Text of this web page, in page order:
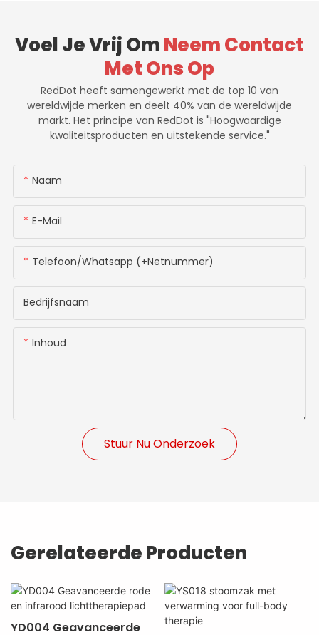
Voel Je Vrij OmNeem Contact
Met Ons Op
RedDot heeft samengewerkt met de top 10 van
wereldwijde merken en deelt 40% van de wereldwijde
markt. Het principe van RedDot is "Hoogwaardige
kwaliteitsproducten en uitstekende service."
Naam
E-Mail
Telefoon/whatsapp (+netnummer)
Bedrijfsnaam
Inhoud
Stuur Nu Onderzoek
Gerelateerde Producten
YD004 Geavanceerde